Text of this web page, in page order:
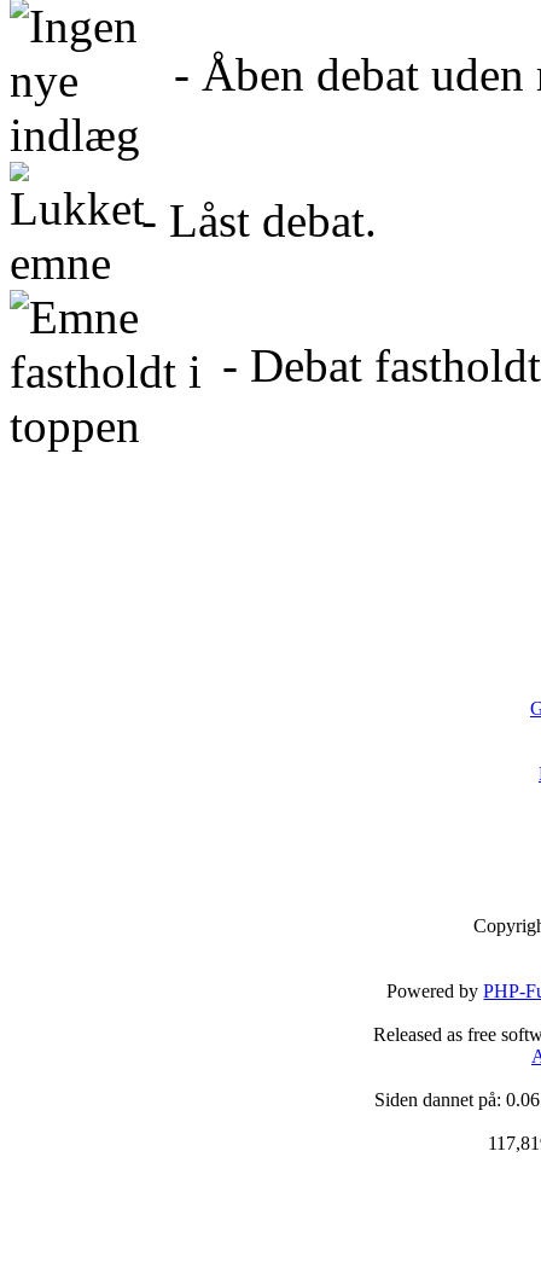
- Åben debat
- Låst debat.
- Debat
Powered byPHP-
Released as free
Siden dannet på: